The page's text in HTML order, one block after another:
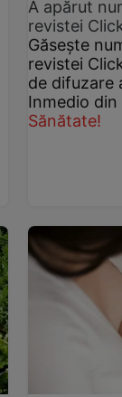
A apărut
revistei
Găseşte
revistei
de difuzare
Inmedio
Sănătate!